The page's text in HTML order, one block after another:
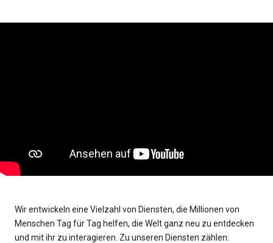
Wir entwickeln eine Vielzahl von Diensten, die Millionen von
Menschen Tag für Tag helfen, die Welt ganz neu zu entdecken
und mit ihr zu interagieren. Zu unseren Diensten zählen: